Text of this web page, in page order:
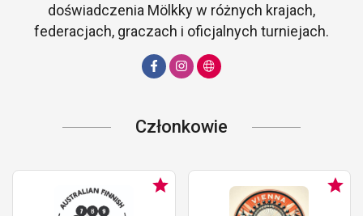
doświadczenia Mölkky w różnych krajach,
federacjach, graczach i oficjalnych turniejach.
Członkowie